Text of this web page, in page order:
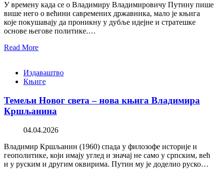
У времену када се о Владимиру Владимировичу Путину пише
више него о већини савремених државника, мало је књига
које покушавају да проникну у дубље идејне и стратешке
основе његове политике.…
Read More
Издаваштво
Књиге
Темељи Новог света – нова књига Владимира
Кршљанина
04.04.2026
Владимир Кршљанин (1960) спада у филозофе историје и
геополитике, који имају углед и значај не само у српским, већ
и у руским и другим оквирима. Путин му је доделио руско…